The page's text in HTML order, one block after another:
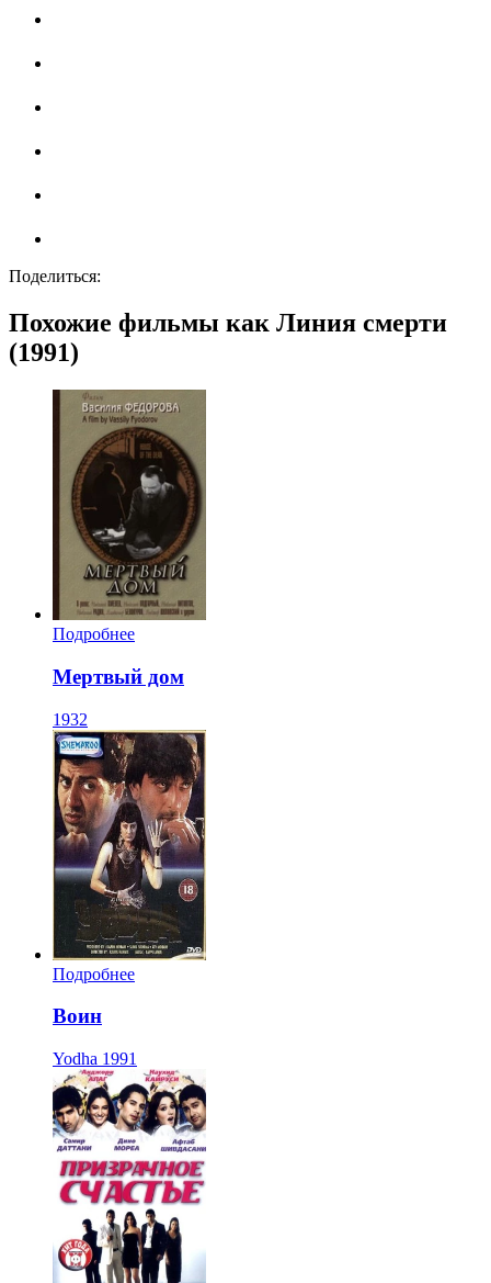
Поделиться:
Похожие фильмы как Линия смерти
(1991)
Подробнее
Мертвый дом
1932
Подробнее
Воин
Yodha 1991